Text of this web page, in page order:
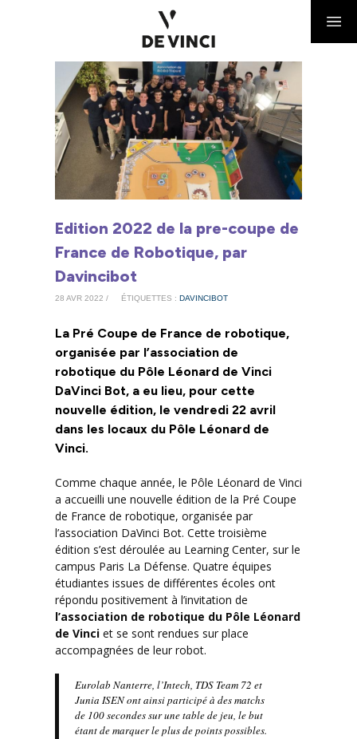
Edition 2022 de la pre-coupe de
France de Robotique, par
Davincibot
28 AVR 2022 / ÉTIQUETTES : DAVINCIBOT
La Pré Coupe de France de robotique,
organisée par l’association de
robotique du Pôle Léonard de Vinci
DaVinci Bot, a eu lieu, pour cette
nouvelle édition, le vendredi 22 avril
dans les locaux du Pôle Léonard de
Vinci.
Comme chaque année, le Pôle Léonard de Vinci
a accueilli une nouvelle édition de la Pré Coupe
de France de robotique, organisée par
l’association DaVinci Bot. Cette troisième
édition s’est déroulée au Learning Center, sur le
campus Paris La Défense. Quatre équipes
étudiantes issues de différentes écoles ont
répondu positivement à l’invitation de
l’association de robotique du Pôle Léonard
de Vinci et se sont rendues sur place
accompagnées de leur robot.
Eurolab Nanterre, l’Intech, TDS Team 72 et
Junia ISEN ont ainsi participé à des matchs
de 100 secondes sur une table de jeu, le but
étant de marquer le plus de points possibles.